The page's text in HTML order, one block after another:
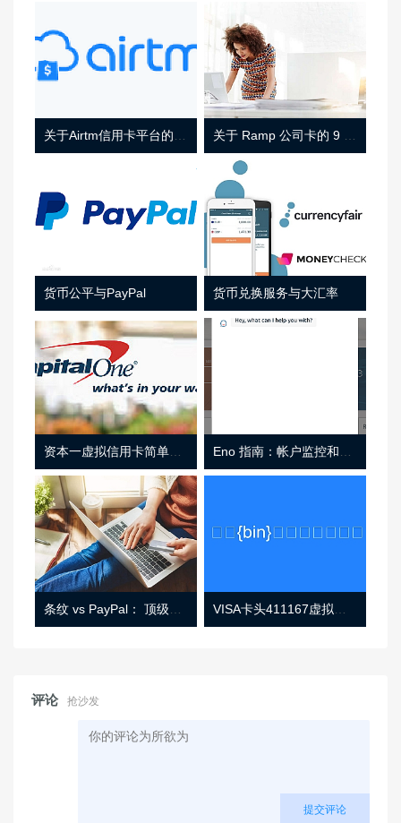
货币公平与PayPal 货币兑换服务与大汇率
资本一虚拟信用卡简单介绍
条纹 vs PayPal： 顶级功能， 定价 （和更多！ VISA卡头411167虚拟卡基础信息
评论 抢沙发
提交评论